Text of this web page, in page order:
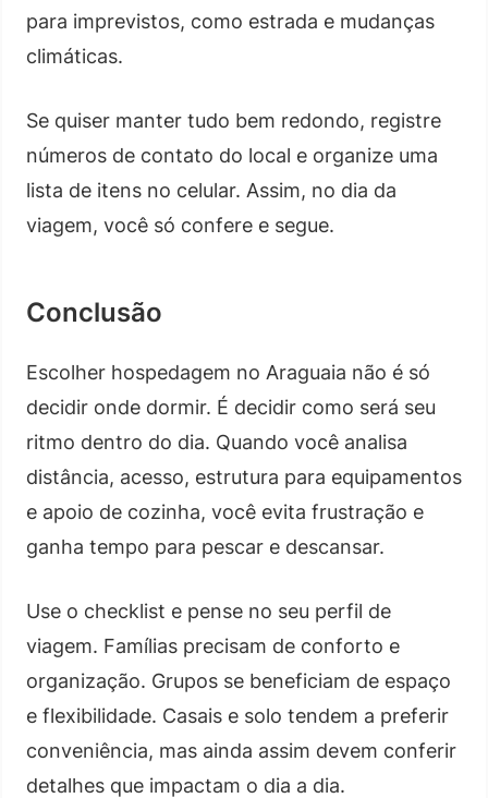
para imprevistos, como estrada e mudanças
climáticas.
Se quiser manter tudo bem redondo, registre
números de contato do local e organize uma
lista de itens no celular. Assim, no dia da
viagem, você só confere e segue.
Conclusão
Escolher hospedagem no Araguaia não é só
decidir onde dormir. É decidir como será seu
ritmo dentro do dia. Quando você analisa
distância, acesso, estrutura para equipamentos
e apoio de cozinha, você evita frustração e
ganha tempo para pescar e descansar.
Use o checklist e pense no seu perfil de
viagem. Famílias precisam de conforto e
organização. Grupos se beneficiam de espaço
e flexibilidade. Casais e solo tendem a preferir
conveniência, mas ainda assim devem conferir
detalhes que impactam o dia a dia.